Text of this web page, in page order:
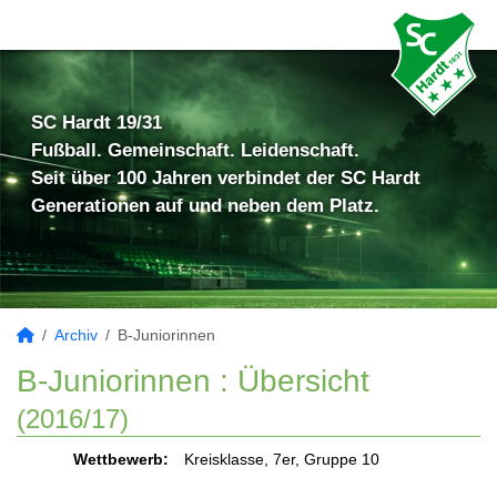
SC Hardt 19/31
Fußball. Gemeinschaft. Leidenschaft.
Seit über 100 Jahren verbindet der SC Hardt
Generationen auf und neben dem Platz.
Archiv B-Juniorinnen
B-Juniorinnen : Übersicht
(2016/17)
Wettbewerb:
Kreisklasse, 7er, Gruppe 10